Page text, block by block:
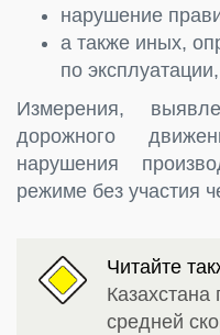
нарушение
а также иных,
по
Измерения,
дорожного
нарушения
режиме без участия
Читайте
Казахстана
средней